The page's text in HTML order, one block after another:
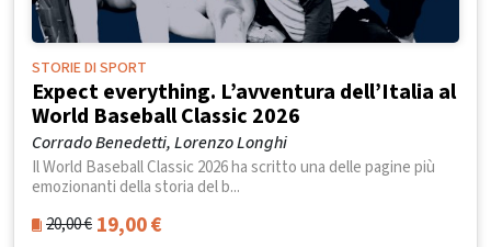
STORIE DI SPORT
Expect everything. L’avventura dell’Italia al
World Baseball Classic 2026
Corrado Benedetti, Lorenzo Longhi
Il World Baseball Classic 2026 ha scritto una delle pagine più
emozionanti della storia del b...
20,00€ 19,00€